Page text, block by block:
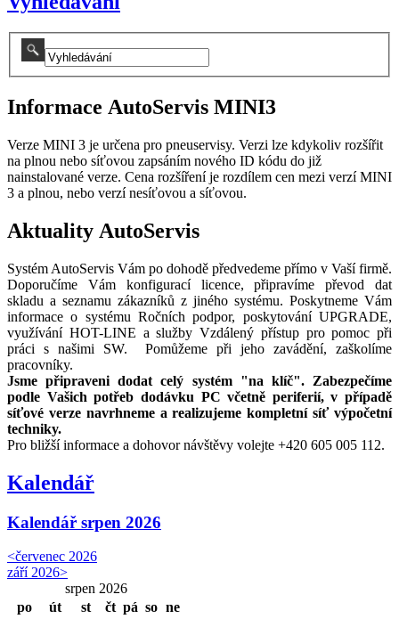
Informace AutoServis MINI3
Verze MINI 3 je určena pro pneuservisy. Verzi lze kdykoliv rozšířit
na plnou nebo síťovou zapsáním nového ID kódu do již
nainstalované verze. Cena rozšíření je rozdílem cen mezi verzí MINI
3 a plnou, nebo verzí nesíťovou a síťovou.
Aktuality AutoServis
Systém AutoServis Vám po dohodě předvedeme přímo v Vaší firmě.
Doporučíme Vám konfigurací licence, připravíme převod dat
skladu a seznamu zákazníků z jiného systému. Poskytneme Vám
informace o systému Ročních podpor, poskytování UPGRADE,
využívání HOT-LINE a služby Vzdálený přístup pro pomoc při
práci s našimi SW. Pomůžeme při jeho zavádění, zaškolíme
pracovníky.
Jsme připraveni dodat celý systém "na klíč". Zabezpečíme
podle Vašich potřeb dodávku PC včetně periferií, v případě
síťové verze navrhneme a realizujeme kompletní síť výpočetní
techniky.
Pro bližší informace a dohovor návštěvy volejte +420 605 005 112.
Kalendář
Kalendář srpen 2026
<červenec 2026
září 2026>
srpen 2026
po
út st čt pá so ne